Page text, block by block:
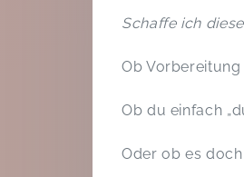
Schaffe ich
Ob
Ob du einfach
Oder ob es